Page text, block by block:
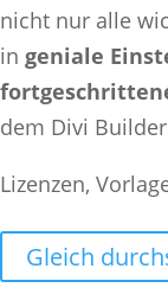
nicht nur alle
in geniale
dem Divi
Lizenzen,
Gleich